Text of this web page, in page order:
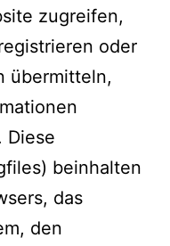
zugreifen,
oder
übermitteln,
Diese
beinhalten
das
den